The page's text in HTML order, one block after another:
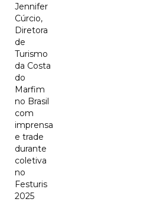
Jennifer
Cúrcio,
Diretora
de
Turismo
da Costa
do
Marfim
no Brasil
com
imprensa
e trade
durante
coletiva
no
Festuris
2025